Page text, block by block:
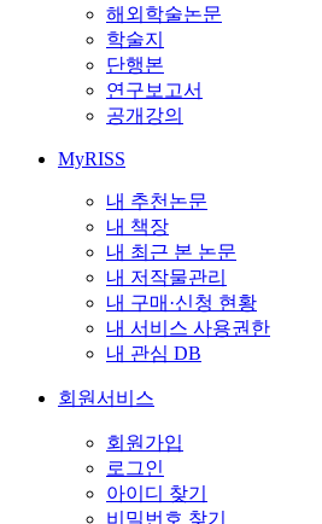
해외학술논문
학술지
단행본
연구보고서
공개강의
MyRISS
내 추천논문
내 책장
내 최근 본 논문
내 저작물관리
내 구매·신청 현황
내 서비스 사용권한
내 관심 DB
회원서비스
회원가입
로그인
아이디 찾기
비밀번호 찾기